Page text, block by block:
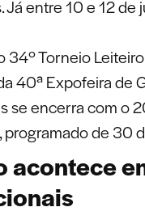
Já entre 10 e 12
34º Torneio
40ª Expofeira de
se encerra com o
programado de 30
acontece